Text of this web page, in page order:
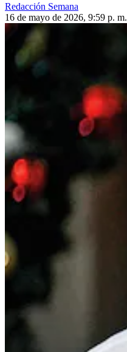
Redacción Semana
16 de mayo de 2026, 9:59 p. m.